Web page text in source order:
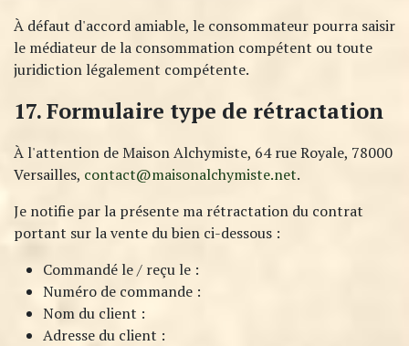
À défaut d'accord amiable, le consommateur pourra saisir
le médiateur de la consommation compétent ou toute
juridiction légalement compétente.
17. Formulaire type de rétractation
À l'attention de Maison Alchymiste, 64 rue Royale, 78000
Versailles, contact@maisonalchymiste.net.
Je notifie par la présente ma rétractation du contrat
portant sur la vente du bien ci-dessous :
Commandé le / reçu le :
Numéro de commande :
Nom du client :
Adresse du client :